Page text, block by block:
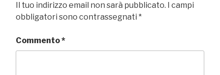
Il tuo indirizzo email non sarà pubblicato.
I campi
obbligatori sono contrassegnati *
Commento*